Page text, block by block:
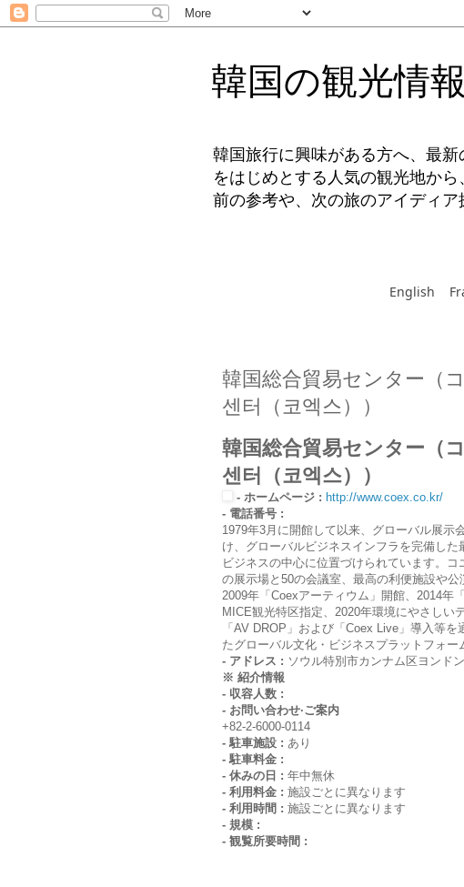
韓国の観光情報
韓国旅行に興味がある方へ、最
をはじめとする人気の観光地か
前の参考や、次の旅のアイディ
English
韓国総合貿易センター（
센터（코엑스））
韓国総合貿易センター（
센터（코엑스））
- ホームページ : http://www.coex.co.kr/
- 電話番号 :
1979年3月に開館して以来、グローバル展示
け、グローバルビジネスインフラを完備し
ビジネスの中心に位置づけられています。
の展示場と50の会議室、最高の利便施設や公
2009年「Coexアーティウム」開館、2014年
MICE観光特区指定、2020年環境にやさしい
「AV DROP」および「Coex Live」導入等
たグローバル文化・ビジネスプラットフォー
- アドレス : ソウル特別市カンナム区ヨンド
※ 紹介情報
- 収容人数 :
- お問い合わせ·ご案内
+82-2-6000-0114
- 駐車施設 : あり
- 駐車料金 :
- 休みの日 : 年中無休
- 利用料金 : 施設ごとに異なります
- 利用時間 : 施設ごとに異なります
- 規模 :
- 観覧所要時間 :